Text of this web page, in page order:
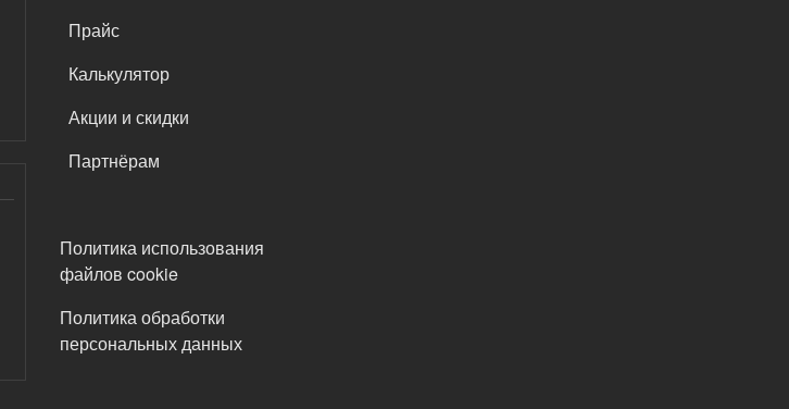
Прайс
Калькулятор
Акции и скидки
Партнёрам
ПОДВАЛ
Политика использования
файлов cookie
Политика обработки
персональных данных